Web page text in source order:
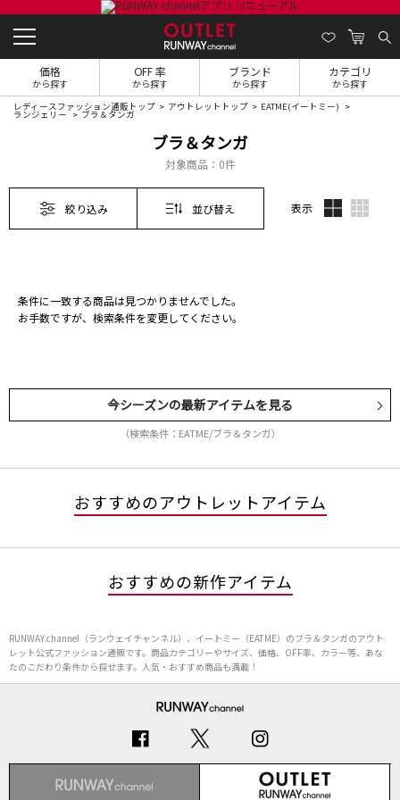
価格
から探す
OFF 率
から探す
ブランド
から探す
カテゴリ
から探す
レディースファッション通販トップ アウトレットトップ EATME(イートミー)
ランジェリー ブラ＆タンガ
ブラ＆タンガ
対象商品： 0件
絞り込み 並び替え 表示
条件に一致する商品は見つかりませんでした。
お手数ですが、検索条件を変更してください。
今シーズンの最新アイテムを見る
（検索条件：EATME/ブラ＆タンガ）
おすすめのアウトレットアイテム
おすすめの新作アイテム
RUNWAY channel（ランウェイチャンネル）、イートミー（EATME）のブラ＆タンガのアウト
レット公式ファッション通販です。商品カテゴリーやサイズ、価格、OFF率、カラー等、あな
たのこだわり条件から探せます。人気・おすすめ商品も満載！